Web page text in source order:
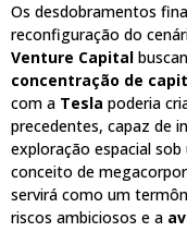
Os desdobramentos
reconfiguração do
Venture Capital
concentração de
com a Tesla poderia
precedentes, capaz de
exploração espacial
conceito de
servirá como um
riscos ambiciosos e a